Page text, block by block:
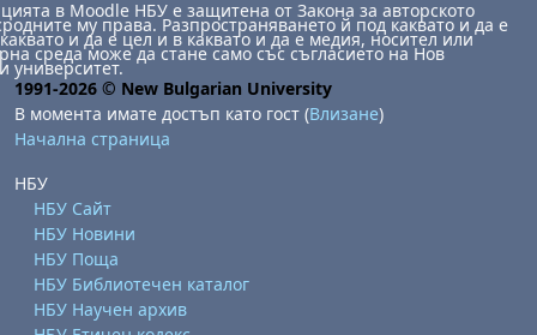
в Moodle НБУ е защитена от Закона за авторското
му права. Разпространяването й под каквато и да е
и да е цел и в каквато и да е медия, носител или
среда може да стане само със съгласието на Нов
университет.
1991-2026 © New Bulgarian University
В момента имате достъп като гост (Влизане)
Начална страница
НБУ
НБУ Сайт
НБУ Новини
НБУ Поща
НБУ Библиотечен каталог
НБУ Научен архив